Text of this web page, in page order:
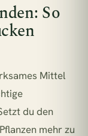
So
Mittel
du den
mehr zu